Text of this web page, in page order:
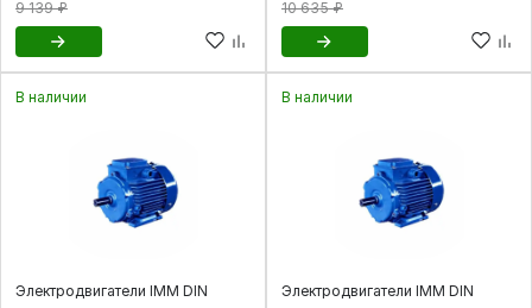
9 139 ₽ 10 635 ₽
В наличии
Электродвигатели IMM DIN
В наличии
Электродвигатели IMM DIN